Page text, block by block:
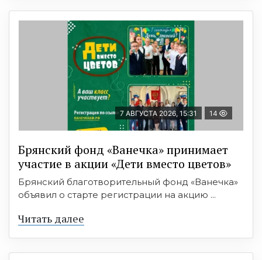
7 АВГУСТА 2026, 15:31 14
Брянский фонд «Ванечка» принимает
участие в акции «Дети вместо цветов»
Брянский благотворительный фонд «Ванечка»
объявил о старте регистрации на акцию ...
Читать далее